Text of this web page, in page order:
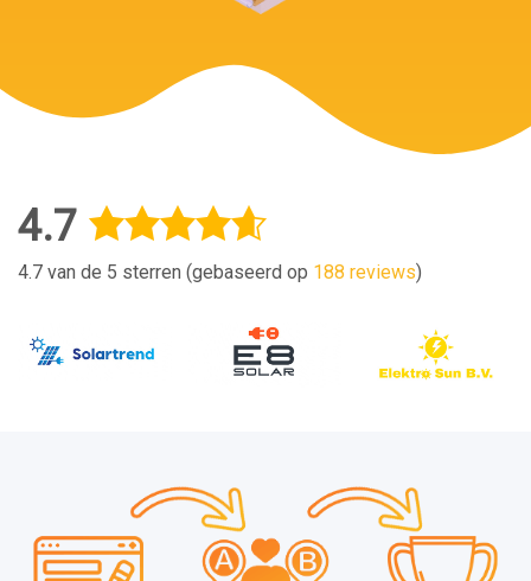
4.7
4.7 van de 5 sterren (gebaseerd op 188 reviews)